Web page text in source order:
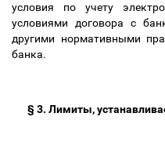
условия по учету
условиями договора с
другими нормативными
банка.
§ 3. Лимиты,